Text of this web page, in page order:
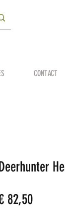
CONTACT
82,50Prijs